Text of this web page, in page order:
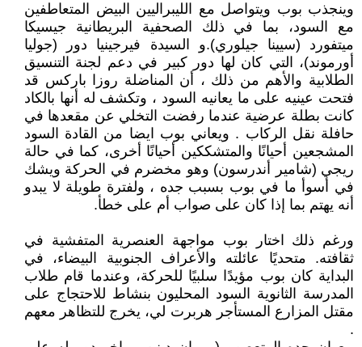
وينجذب بوب ويتواصل مع الليبراليين البيض المتعاطفين
مع السود، بما في ذلك الصحفية البريطانية جيسيكا
ميتفورد (سيينا جيلوري).و السيدة فيرجينيا دور (جوليا
أورموند)، التي كان لها دور كبير في دعم لجنة التنسيق
الطلابية والأهم من ذلك ، أن المناضلة روزا باركس قد
فتحت عينيه على ما يعانيه السود ، وتكشف له أنها بالكاد
كانت بطلة عرضية عندما رفضت التخلي عن مقعدها في
حافلة نقل الركاب . ويعاني بوب ايضا من القادة السود
المشجعين أحيانًا والمتشككين أحيانًا أخرى، كما في حالة
ريجي (شامير أندرسون) وهو مخضرم في الحركة ويشك
في أسوأ ما في بوب بسبب جده ، ولفترة طويلة لا يبدو
أنه يهتم بما إذا كان على صواب أم على خطأ.
ورغم ذلك اختار بوب مواجهة العنصرية المتفشية في
ثقافته. متحديًا عائلته والأعراف الجنوبية البيضاء، في
البداية كان بوب مؤيدًا سلبيًا للحركة، وعندما قام طلاب
المدرسة الثانوية السود المحليون بنشاط للاحتجاج على
مقتل المزارع المستأجر هربرت لي، يخرج للتظاهر معهم
.